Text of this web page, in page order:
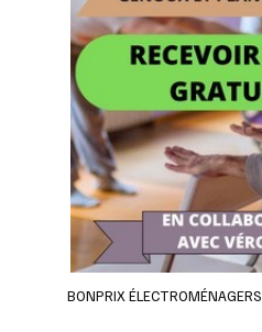
BONPRIX ÉLECTROMÉNAGERS